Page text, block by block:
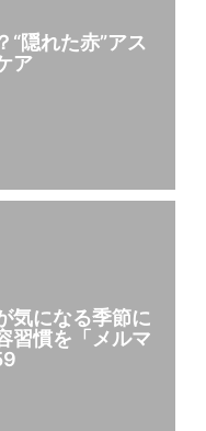
“隠れた赤”アス
ア
気になる季節に
習慣を「メルマ